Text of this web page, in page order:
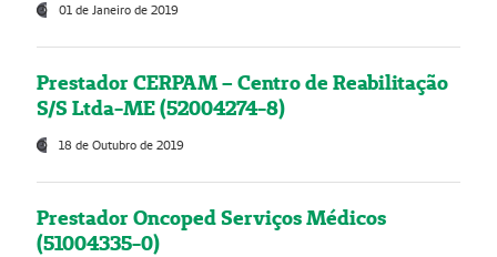
01 de Janeiro de 2019
Prestador CERPAM – Centro de Reabilitação
S/S Ltda-ME (52004274-8)
18 de Outubro de 2019
Prestador Oncoped Serviços Médicos
(51004335-0)